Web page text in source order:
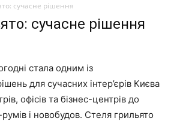
сучасне рішення
сучасне рішення
стала одним із
для сучасних інтер’єрів Києва
офісів та бізнес-центрів до
і новобудов. Стеля грильято